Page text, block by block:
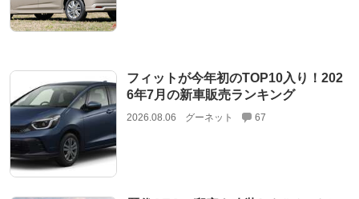
フィットが今年初のTOP10入り！202
6年7月の新車販売ランキング
2026.08.06 グーネット 67